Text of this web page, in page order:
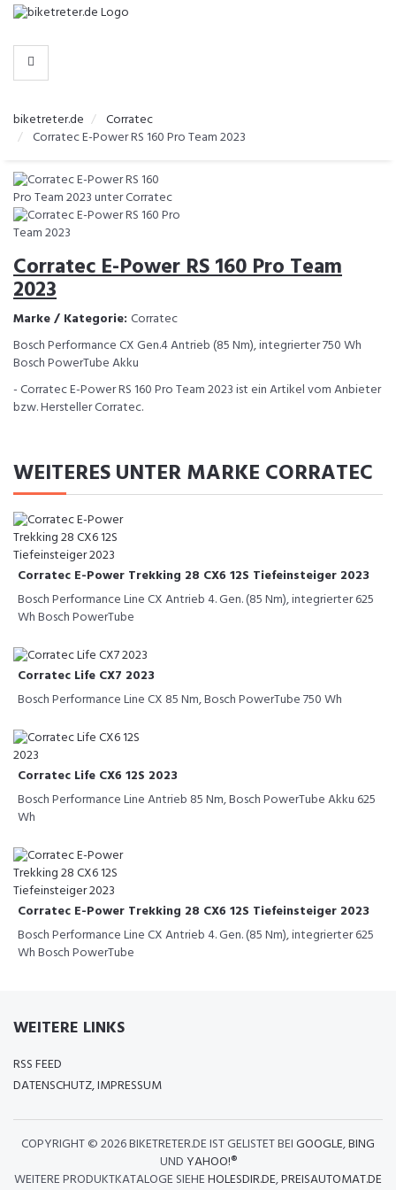
-
HERSTELLER
biketreter.de
Corratec
Corratec E-Power RS 160 Pro Team 2023
Corratec E-Power RS 160 Pro Team
2023
Marke / Kategorie: Corratec
Bosch Performance CX Gen.4 Antrieb (85 Nm), integrierter 750 Wh
Bosch PowerTube Akku
- Corratec E-Power RS 160 Pro Team 2023 ist ein Artikel vom Anbieter
bzw. Hersteller Corratec.
WEITERES UNTER MARKE CORRATEC
Corratec E-Power Trekking 28 CX6 12S Tiefeinsteiger 2023
Bosch Performance Line CX Antrieb 4. Gen. (85 Nm), integrierter 625
Wh Bosch PowerTube
Corratec Life CX7 2023
Bosch Performance Line CX 85 Nm, Bosch PowerTube 750 Wh
Corratec Life CX6 12S 2023
Bosch Performance Line Antrieb 85 Nm, Bosch PowerTube Akku 625
Wh
Corratec E-Power Trekking 28 CX6 12S Tiefeinsteiger 2023
Bosch Performance Line CX Antrieb 4. Gen. (85 Nm), integrierter 625
Wh Bosch PowerTube
WEITERE LINKS
RSS FEED
DATENSCHUTZ, IMPRESSUM
COPYRIGHT ©2026 BIKETRETER.DE IST GELISTET BEIGOOGLE,BING
UND YAHOO!®
WEITERE PRODUKTKATALOGE SIEHEHOLESDIR.DE,PREISAUTOMAT.DE